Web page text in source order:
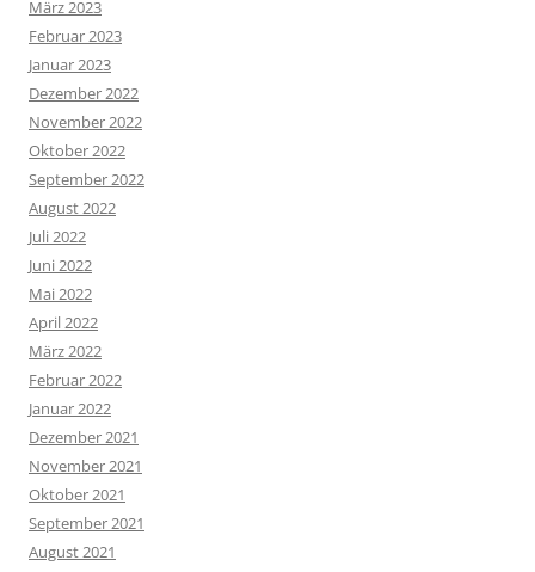
März 2023
Februar 2023
Januar 2023
Dezember 2022
November 2022
Oktober 2022
September 2022
August 2022
Juli 2022
Juni 2022
Mai 2022
April 2022
März 2022
Februar 2022
Januar 2022
Dezember 2021
November 2021
Oktober 2021
September 2021
August 2021